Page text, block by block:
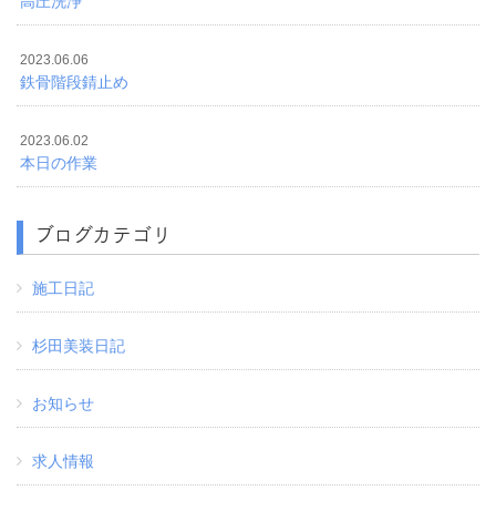
2023.06.06
鉄骨階段錆止め
2023.06.02
本日の作業
ブログカテゴリ
施工日記
杉田美装日記
お知らせ
求人情報